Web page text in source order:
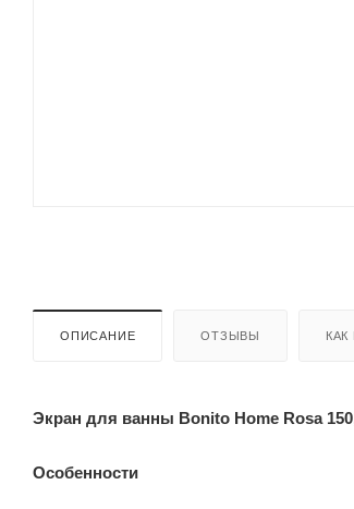
ОПИСАНИЕ ОТЗЫВЫ КАК
Экран для ванны Bonito Home Rosa
Особенности